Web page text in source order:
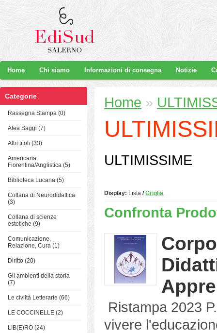
Home Chi siamo Informazioni di consegna Notizie
Categorie
Rassegna Stampa (0)
Alea Saggi (7)
Altri titoli (33)
Americana
Fiorentina/Anglistica (5)
Biblioteca Lucana (5)
Collana di Neurodidattica
(3)
Collana di scienze
estetiche (9)
Comunicazione,
Relazione, Cura (1)
Diritto (20)
Gli ambienti della storia
(7)
Le civiltà Letterarie (66)
LE COCCINELLE (2)
LIB(E)RO (24)
Home »
ULTIMISSIME
Display: Lista / Griglia
Confronta
Ristampa 2023
vivere